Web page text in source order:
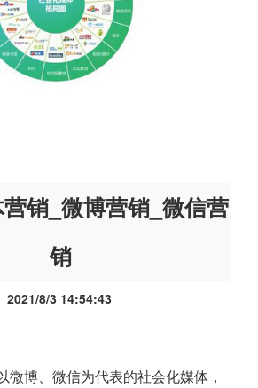
销_微博营销_微信营
销
2021/8/3 14:54:43
微博、微信为代表的社会化媒体，